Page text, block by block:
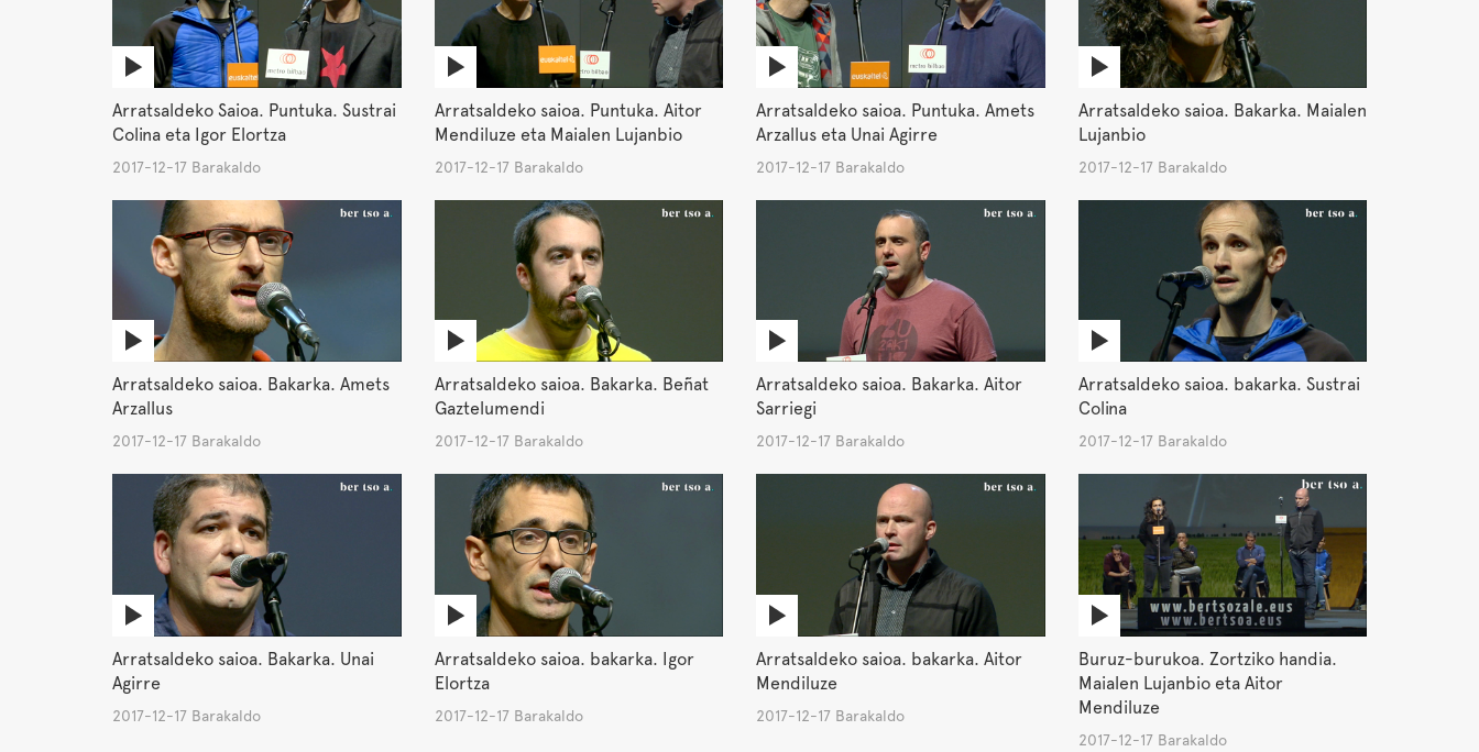
Arratsaldeko Saioa. Puntuka. Sustrai
Colina eta Igor Elortza
2017-12-17 Barakaldo
Arratsaldeko saioa. Puntuka. Aitor
Mendiluze eta Maialen Lujanbio
2017-12-17 Barakaldo
Arratsaldeko saioa. Puntuka. Amets
Arzallus eta Unai Agirre
2017-12-17 Barakaldo
Arratsaldeko saioa. Bakarka. Maialen
Lujanbio
2017-12-17 Barakaldo
Arratsaldeko saioa. Bakarka. Amets
Arzallus
2017-12-17 Barakaldo
Arratsaldeko saioa. Bakarka. Beñat
Gaztelumendi
2017-12-17 Barakaldo
Arratsaldeko saioa. Bakarka. Aitor
Sarriegi
2017-12-17 Barakaldo
Arratsaldeko saioa. bakarka. Sustrai
Colina
2017-12-17 Barakaldo
Arratsaldeko saioa. Bakarka. Unai
Agirre
2017-12-17 Barakaldo
Arratsaldeko saioa. bakarka. Igor
Elortza
2017-12-17 Barakaldo
Arratsaldeko saioa. bakarka. Aitor
Mendiluze
2017-12-17 Barakaldo
Buruz-burukoa. Zortziko handia.
Maialen Lujanbio eta Aitor
Mendiluze
2017-12-17 Barakaldo